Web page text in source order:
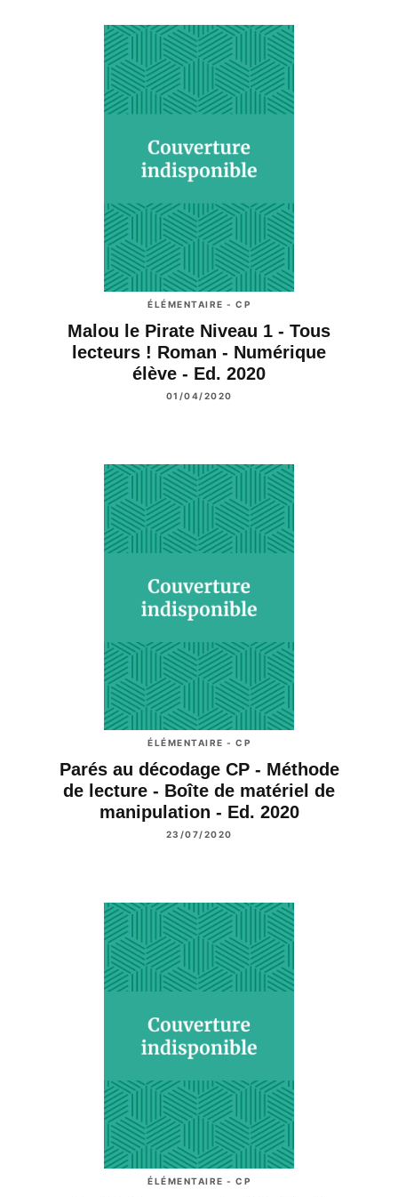
ÉLÉMENTAIRE - CP
Malou le Pirate Niveau 1 - Tous
lecteurs ! Roman - Numérique
élève - Ed. 2020
01/04/2020
ÉLÉMENTAIRE - CP
Parés au décodage CP - Méthode
de lecture - Boîte de matériel de
manipulation - Ed. 2020
23/07/2020
ÉLÉMENTAIRE - CP